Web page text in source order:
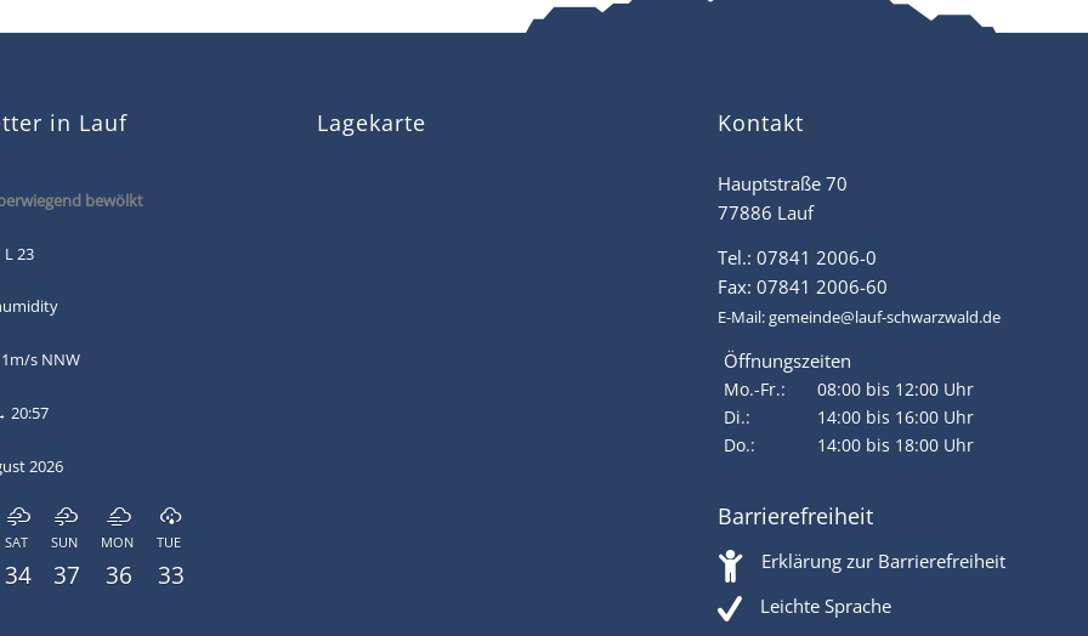
in Lauf
bewölkt
L 23
s NNW
20:57
2026
SAT
34
SUN
37
MON
36
TUE
33
Lagekarte Kontakt
Hauptstraße 70
77886 Lauf
Tel.: 07841 2006-0
Fax: 07841 2006-60
E-Mail:gemeinde@lauf-schwarzwald.de
Öffnungszeiten
Mo.-Fr.:
08:00 bis 12:00 Uhr
Di.:
14:00 bis 16:00 Uhr
Do.:
14:00 bis 18:00 Uhr
Barrierefreiheit
Erklärung zur Barrierefreiheit
Leichte Sprache